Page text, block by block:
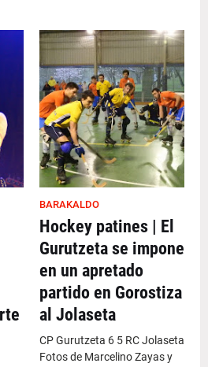
BARAKALDO
Hockey patines | El
Gurutzeta se impone
en un apretado
partido en Gorostiza
al Jolaseta
CP Gurutzeta 6 5 RC Jolaseta
Fotos de Marcelino Zayas y